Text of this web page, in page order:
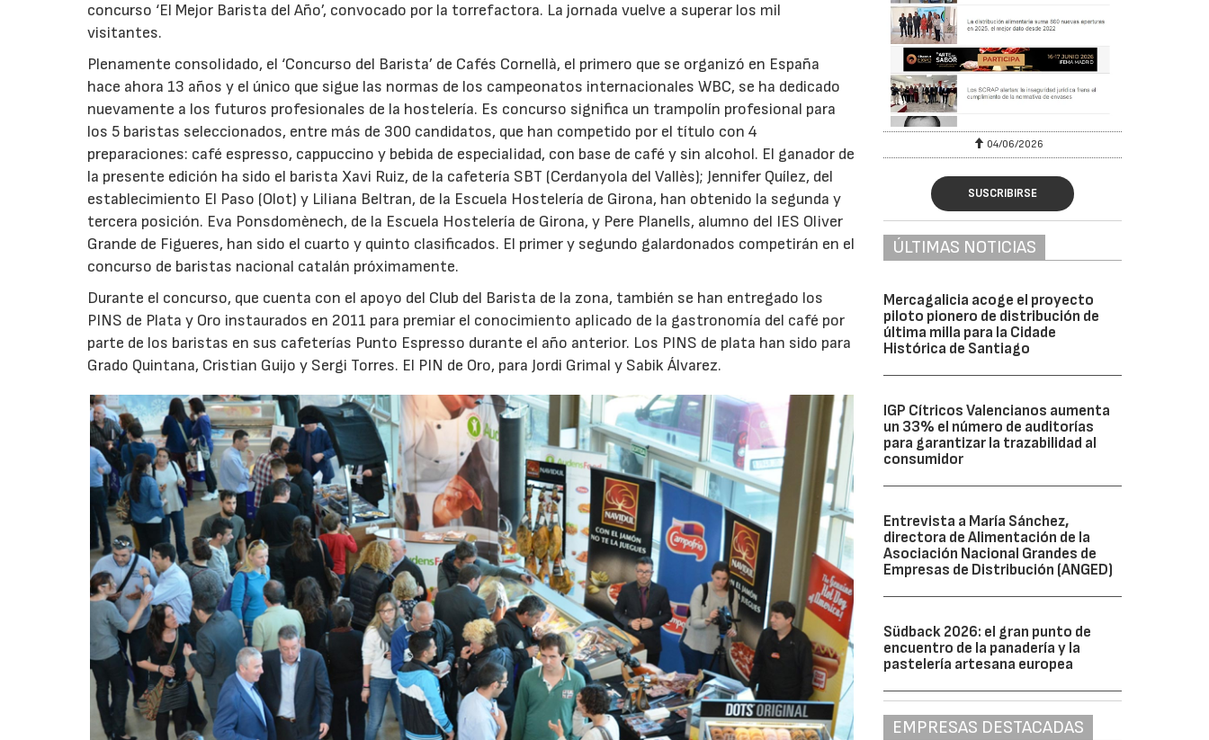
concurso ‘El Mejor Barista del Año’, convocado por la torrefactora. La jornada vuelve a superar los mil
visitantes.
Plenamente consolidado, el ‘Concurso del Barista’ de Cafés Cornellà, el primero que se organizó en España
hace ahora 13 años y el único que sigue las normas de los campeonatos internacionales WBC, se ha dedicado
nuevamente a los futuros profesionales de la hostelería. Es concurso significa un trampolín profesional para
los 5 baristas seleccionados, entre más de 300 candidatos, que han competido por el título con 4
preparaciones: café espresso, cappuccino y bebida de especialidad, con base de café y sin alcohol. El ganador de
la presente edición ha sido el barista Xavi Ruiz, de la cafetería SBT (Cerdanyola del Vallès); Jennifer Quílez, del
establecimiento El Paso (Olot) y Liliana Beltran, de la Escuela Hostelería de Girona, han obtenido la segunda y
tercera posición. Eva Ponsdomènech, de la Escuela Hostelería de Girona, y Pere Planells, alumno del IES Oliver
Grande de Figueres, han sido el cuarto y quinto clasificados. El primer y segundo galardonados competirán en el
concurso de baristas nacional catalán próximamente.
Durante el concurso, que cuenta con el apoyo del Club del Barista de la zona, también se han entregado los
PINS de Plata y Oro instaurados en 2011 para premiar el conocimiento aplicado de la gastronomía del café por
parte de los baristas en sus cafeterías Punto Espresso durante el año anterior. Los PINS de plata han sido para
Grado Quintana, Cristian Guijo y Sergi Torres. El PIN de Oro, para Jordi Grimal y Sabik Álvarez.
04/06/2026
SUSCRIBIRSE
ÚLTIMAS NOTICIAS
Mercagalicia acoge el proyecto
piloto pionero de distribución de
última milla para la Cidade
Histórica de Santiago
IGP Cítricos Valencianos aumenta
un 33% el número de auditorías
para garantizar la trazabilidad al
consumidor
Entrevista a María Sánchez,
directora de Alimentación de la
Asociación Nacional Grandes de
Empresas de Distribución (ANGED)
Südback 2026: el gran punto de
encuentro de la panadería y la
pastelería artesana europea
EMPRESAS DESTACADAS